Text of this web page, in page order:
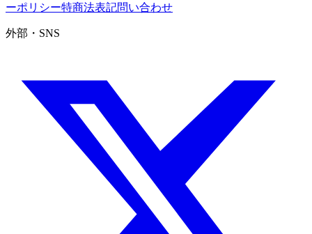
ーポリシー特商法表記問い合わせ
外部・SNS